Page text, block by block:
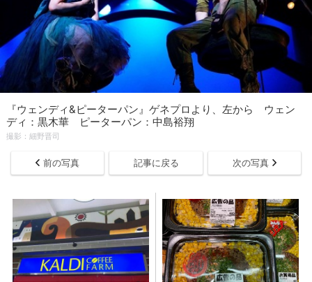
『ウェンディ&ピーターパン』ゲネプロより、左から ウェン
ディ：黒木華 ピーターパン：中島裕翔
撮影：細野晋司
前の写真 記事に戻る 次の写真